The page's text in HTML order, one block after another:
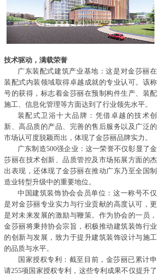
技术驱动，满载荣誉
广东装配式建筑产业基地：这是对金莎丽在
装配式内装领域取得卓越成就的专业认可。该称
号的获得，标志着金莎丽在预制构件生产、装配
施工、信息化管理等方面达到了行业领先水平。
装配式卫浴十大品牌：凭借卓越的技术创
新、高品质的产品、完善的售后服务以及广泛的
市场认可度脱颖而出，体现了金莎丽品牌实力。
广东制造500强企业：这一荣誉不仅彰显了金
莎丽在技术创新、品质管控及市场拓展方面的杰
出表现，还体现了金莎丽在推动广东乃至全国制
造业转型升级中的重要地位。
中国建筑装饰协会会员单位：这一称号不仅
是对金莎丽专业实力与行业贡献的高度认可，更
是对未来发展的激励与鞭策。作为协会的一员，
金莎丽将秉持协会宗旨，积极推动建筑装饰行业
的创新与发展，致力于提升建筑装饰设计与施工
的品质与水平。
国家授权专利：截至目前，金莎丽已累计申
请255项国家授权专利，这些专利成果不仅提升了